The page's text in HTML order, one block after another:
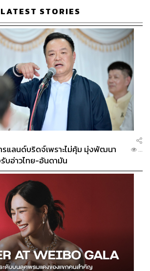
LATEST STORIES
แลนด์บริดจ์เพราะไม่คุ้ม มุ่งพัฒนา
บอ่าวไทย-อันดามัน
...